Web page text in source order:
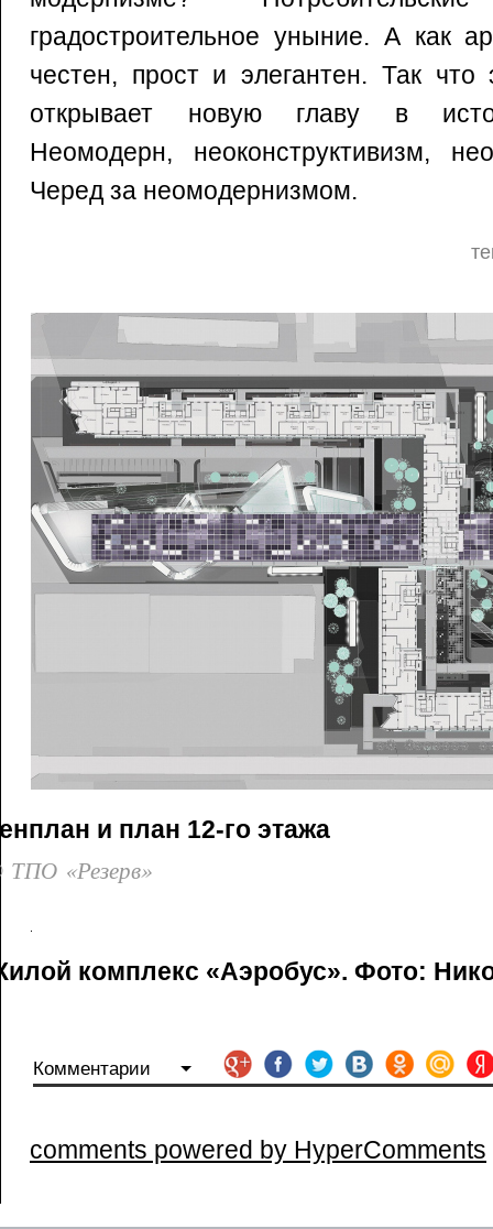
градостроительное уныние. А как
честен, прост и элегантен. Так
открывает новую главу в
Неомодерн, неоконструктивизм,
Черед за неомодернизмом.
и план 12-го этажа
«Резерв»
комплекс «Аэробус». Фото:
Комментарии
comments powered by HyperComments